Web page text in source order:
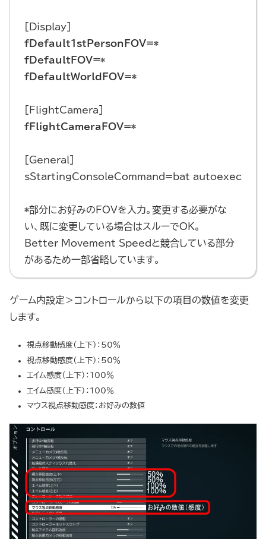
[Display]
fDefault1stPersonFOV=*
fDefaultFOV=*
fDefaultWorldFOV=*
[FlightCamera]
fFlightCameraFOV=*
[General]
sStartingConsoleCommand=bat autoexec
*部分にお好みのFOVを入力。変更する必要がな
い、既に変更している場合はスルーでOK。
Better Movement Speedと競合している部分
があるため一部省略しています。
ゲーム内設定＞コントロールから以下の項目の数値を変更
します。
視点移動感度（上下）：50％
視点移動感度（上下）：50％
エイム感度（上下）：100％
エイム感度（上下）：100％
マウス視点移動感度：お好みの数値